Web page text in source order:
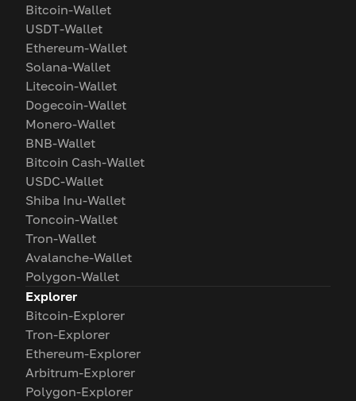
Bitcoin-Wallet
USDT-Wallet
Ethereum-Wallet
Solana-Wallet
Litecoin-Wallet
Dogecoin-Wallet
Monero-Wallet
BNB-Wallet
Bitcoin Cash-Wallet
USDC-Wallet
Shiba Inu-Wallet
Toncoin-Wallet
Tron-Wallet
Avalanche-Wallet
Polygon-Wallet
Explorer
Bitcoin-Explorer
Tron-Explorer
Ethereum-Explorer
Arbitrum-Explorer
Polygon-Explorer